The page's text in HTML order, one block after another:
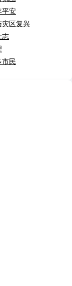
平安
灾区复兴
志
市民